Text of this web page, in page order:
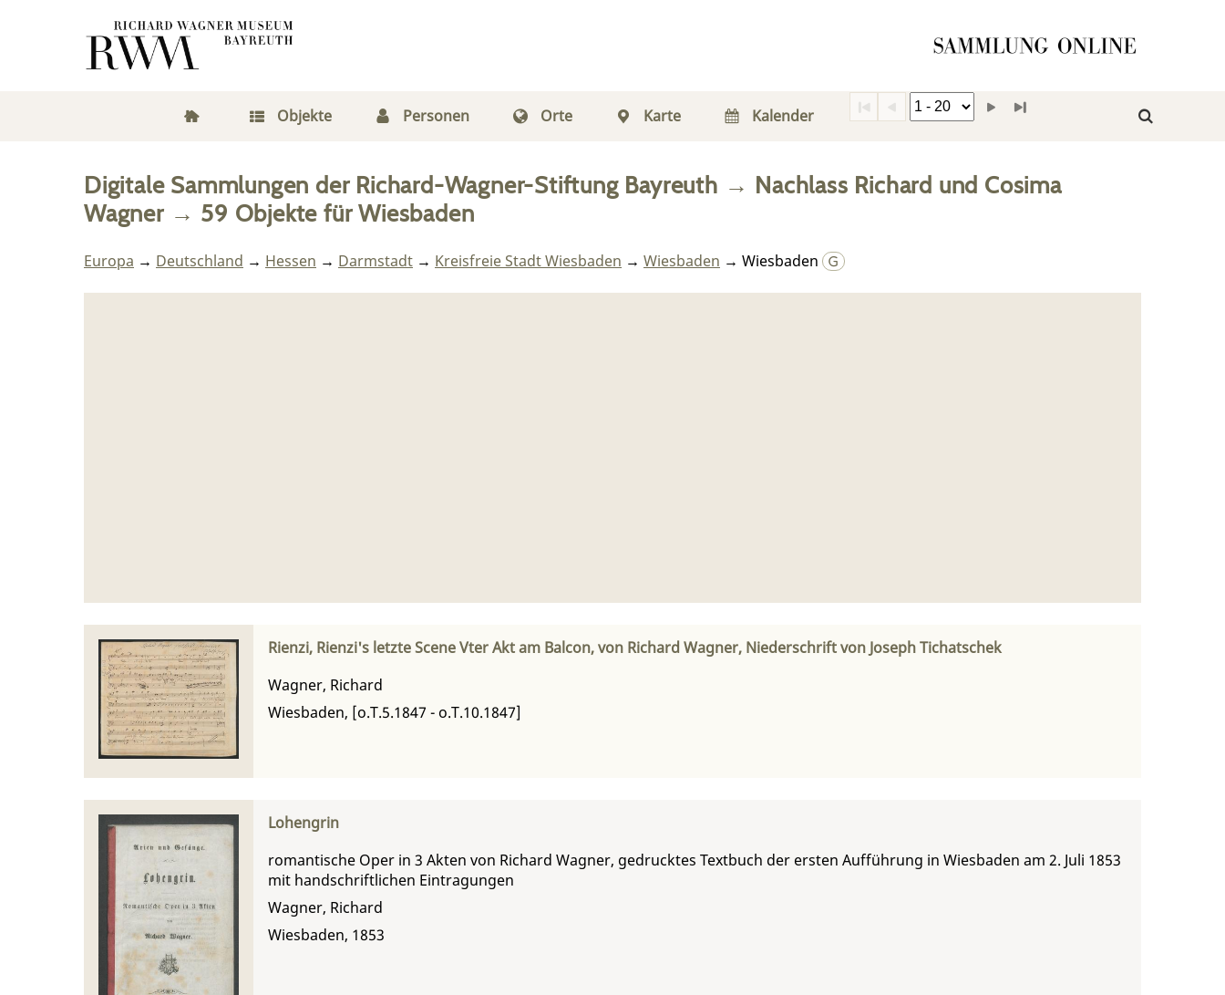
Objekte Personen Orte Karte Kalender
Digitale Sammlungen der Richard-Wagner-Stiftung Bayreuth → Nachlass Richard und Cosima
Wagner→ 59 Objekte fürWiesbaden
Europa → Deutschland → Hessen → Darmstadt → Kreisfreie Stadt Wiesbaden → Wiesbaden → Wiesbaden
Rienzi, Rienzi's letzte Scene Vter Akt am Balcon, von Richard Wagner, Niederschrift von Joseph Tichatschek
Wagner, Richard
Wiesbaden, [o.T.5.1847 - o.T.10.1847]
Lohengrin
romantische Oper in 3 Akten von Richard Wagner, gedrucktes Textbuch der ersten Aufführung in Wiesbaden am 2. Juli 1853
mit handschriftlichen Eintragungen
Wagner, Richard
Wiesbaden, 1853